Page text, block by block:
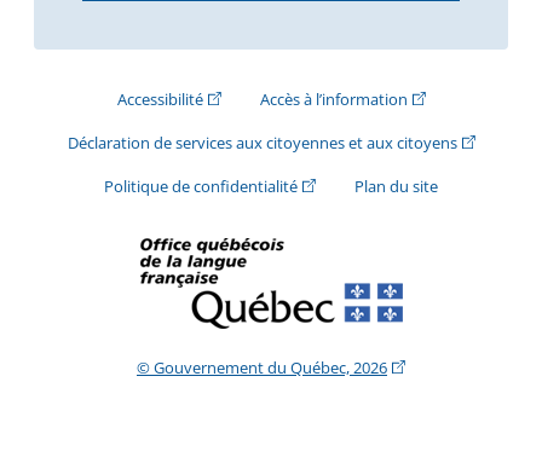
Accessibilité(Cet hyperlien externe s'ouvrira dans une
Accès à l’information(Cet hyperlien
Déclaration de services aux citoyennes et aux citoyens(Cet
Politique de confidentialité(Cet hyperlien externe s'ouvrira
Plan du site
© Gouvernement du Québec, 2026(Cet hyperlien